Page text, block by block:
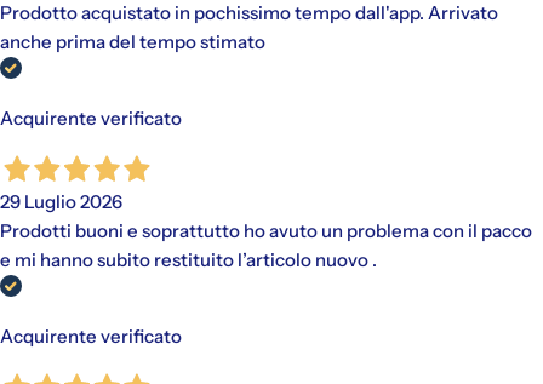
Prodotto acquistato in pochissimo tempo dall'app. Arrivato
anche prima del tempo stimato
Acquirente verificato
29 Luglio 2026
Prodotti buoni e soprattutto ho avuto un problema con il pacco
e mi hanno subito restituito l’articolo nuovo .
Acquirente verificato